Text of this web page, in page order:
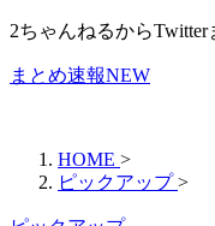
2ちゃんねるから
まとめ速報NEW
HOME >
ピックアップ >